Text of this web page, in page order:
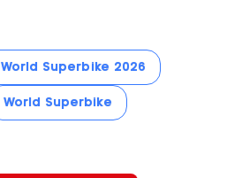
World Superbike 2026
World Superbike